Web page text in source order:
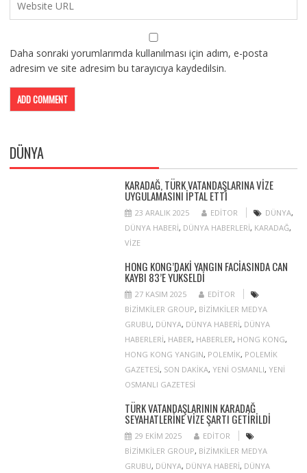
Daha sonraki yorumlarımda kullanılması için adım, e-posta
adresim ve site adresim bu tarayıcıya kaydedilsin.
DÜNYA
KARADAĞ, TÜRK VATANDAŞLARINA VIZE
UYGULAMASINI IPTAL ETTI
23 ARALIK 2025 EDITOR DÜNYA,
DÜNYA HABERI, DÜNYA HABERLERI, KARADAĞ,
VIZE
HONG KONG’DAKI YANGIN FACIASINDA CAN
KAYBI 83’E YÜKSELDI
27 KASIM 2025
EDITOR
BIZIMKILER GROUP, BIZIMKILER MEDYA
GRUBU, DÜNYA, DÜNYA HABERI, DÜNYA
HABERLERI, HABER, HABERLER, HONG KONG,
HONG KONG YANGIN, POLEMIK, POLEMIK
GAZETESI, SON DAKIKA, YENI OSMANLI, YENI
OSMANLI GAZETESI
TÜRK VATANDAŞLARININ KARADAĞ
SEYAHATLERINE VIZE ŞARTI GETIRILDI
29 EKIM 2025
EDITOR
BIZIMKILER GROUP, BIZIMKILER MEDYA
GRUBU, DÜNYA, DÜNYA HABERI, DÜNYA